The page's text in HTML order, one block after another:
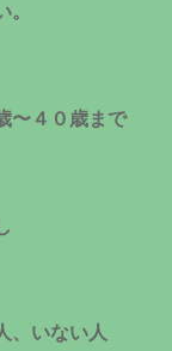
〜４０歳まで
、いない人